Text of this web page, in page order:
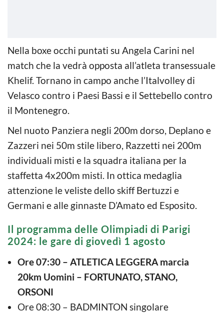
Nella boxe occhi puntati su Angela Carini nel
match che la vedrà opposta all’atleta transessuale
Khelif. Tornano in campo anche l’Italvolley di
Velasco contro i Paesi Bassi e il Settebello contro
il Montenegro.
Nel nuoto Panziera negli 200m dorso, Deplano e
Zazzeri nei 50m stile libero, Razzetti nei 200m
individuali misti e la squadra italiana per la
staffetta 4x200m misti. In ottica medaglia
attenzione le veliste dello skiff Bertuzzi e
Germani e alle ginnaste D’Amato ed Esposito.
Il programma delle Olimpiadi di Parigi
2024: le gare di giovedì 1 agosto
Ore 07:30 – ATLETICA LEGGERA marcia
20km Uomini – FORTUNATO, STANO,
ORSONI
Ore 08:30 – BADMINTON singolare